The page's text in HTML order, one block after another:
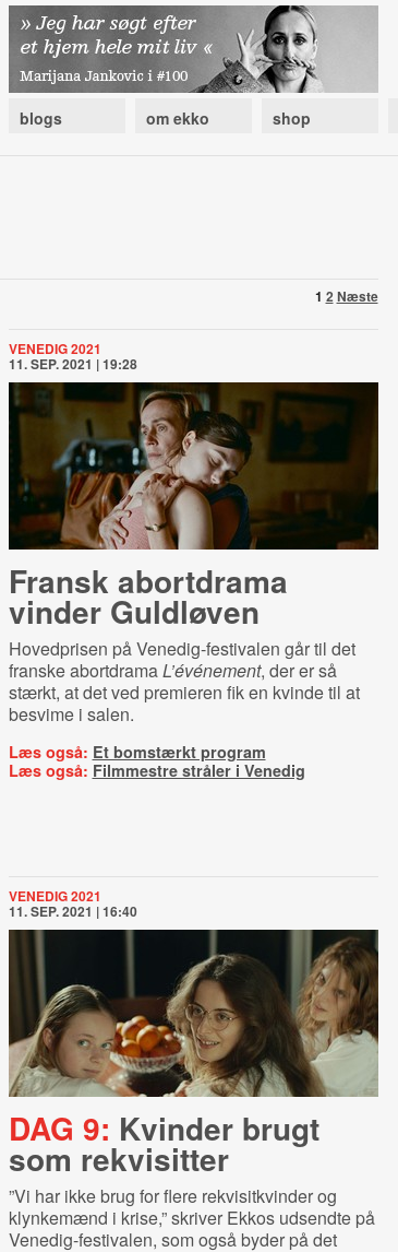
blogs om ekko shop
1 2 Næste
VENEDIG 2021
11. SEP. 2021 | 19:28
Fransk abortdrama
vinder Guldløven
Hovedprisen på Venedig-festivalen går til det
franske abortdramaL’événement, der er så
stærkt, at det ved premieren fik en kvinde til at
besvime i salen.
Læs også: Et bomstærkt program
Læs også: Filmmestre stråler i Venedig
VENEDIG 2021
11. SEP. 2021 | 16:40
DAG 9: Kvinder brugt
som rekvisitter
”Vi har ikke brug for flere rekvisitkvinder og
klynkemænd i krise,” skriver Ekkos udsendte på
Venedig-festivalen, som også byder på det